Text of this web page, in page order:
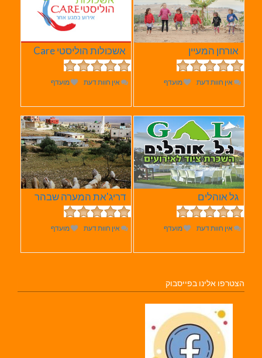
אורחן המעיין
אין חוות דעת מועדף
אשכולות הוליסטי Care
אין חוות דעת מועדף
גל אוהלים
אין חוות דעת מועדף
דריג'את המערה שבהר
אין חוות דעת מועדף
הצטרפו אלינו בפייסבוק